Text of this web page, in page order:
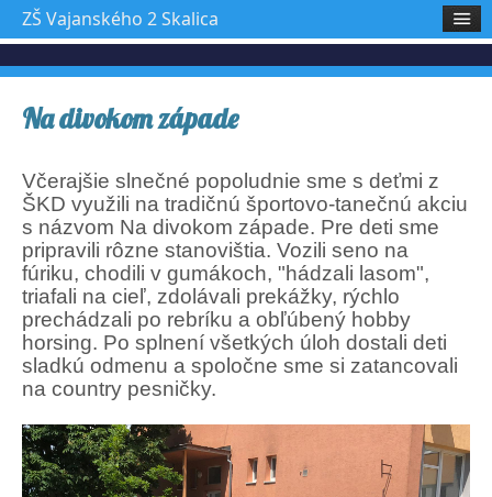
Na divokom západe
Včerajšie slnečné popoludnie sme s deťmi z
ŠKD využili na tradičnú športovo-tanečnú akciu
s názvom Na divokom západe. Pre deti sme
pripravili rôzne stanovištia. Vozili seno na
fúriku, chodili v gumákoch, "hádzali lasom",
triafali na cieľ, zdolávali prekážky, rýchlo
prechádzali po rebríku a obľúbený hobby
horsing. Po splnení všetkých úloh dostali deti
sladkú odmenu a spoločne sme si zatancovali
na country pesničky.
ZŠ Vajanského 2 Skalica